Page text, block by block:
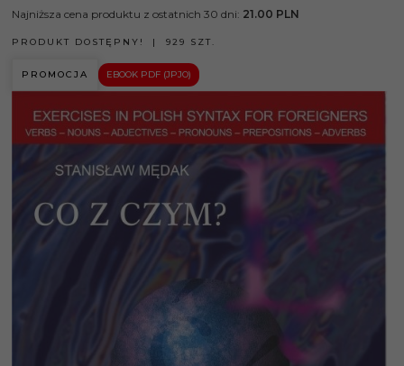
Najniższa cena produktu z ostatnich 30 dni: 21.00 PLN
PRODUKT DOSTĘPNY! 929 SZT.
PROMOCJA EBOOK PDF (JPJO)